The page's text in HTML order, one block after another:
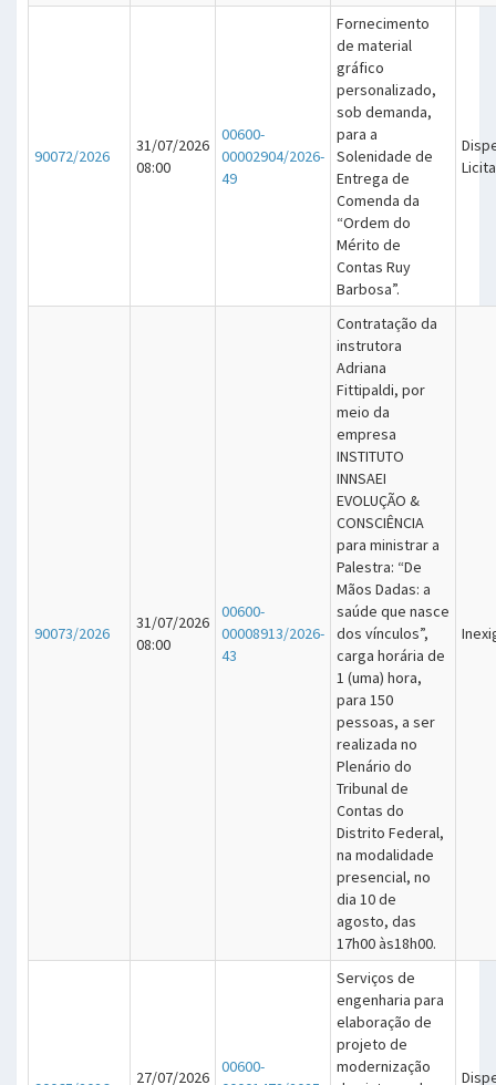
90072/2026
31/07/2026
08:00
00600-
00002904/2026-
49
Fornecimento
de material
gráfico
personalizado,
sob demanda,
para a
Solenidade de
Entrega de
Comenda da
“Ordem do
Mérito de
Contas Ruy
Barbosa”.
90073/2026
31/07/2026
08:00
00600-
00008913/2026-
43
Contratação da
instrutora
Adriana
Fittipaldi, por
meio da
empresa
INSTITUTO
INNSAEI
EVOLUÇÃO &
CONSCIÊNCIA
para ministrar a
Palestra: “De
Mãos Dadas: a
saúde que nasce
dos vínculos”,
carga horária de
1 (uma) hora,
para 150
pessoas, a ser
realizada no
Plenário do
Tribunal de
Contas do
Distrito Federal,
na modalidade
presencial, no
dia 10 de
agosto, das
17h00 às18h00.
27/07/2026
00600-
Serviços de
engenharia para
elaboração de
projeto de
modernização